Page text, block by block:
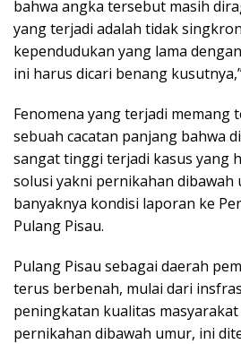
bahwa angka tersebut masih
yang terjadi adalah tidak
kependudukan yang lama
ini harus dicari benang
Fenomena yang terjadi memang
sebuah cacatan panjang bahwa
sangat tinggi terjadi kasus yang
solusi yakni pernikahan dibawah
banyaknya kondisi laporan ke
Pulang Pisau.
Pulang Pisau sebagai daerah
terus berbenah, mulai dari
peningkatan kualitas
pernikahan dibawah umur, ini